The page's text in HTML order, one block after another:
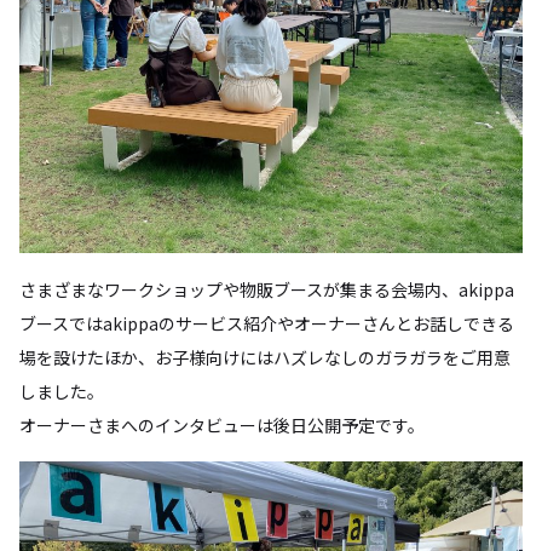
さまざまなワークショップや物販ブースが集まる会場内、akippa
ブースではakippaのサービス紹介やオーナーさんとお話しできる
場を設けたほか、お子様向けにはハズレなしのガラガラをご用意
しました。
オーナーさまへのインタビューは後日公開予定です。